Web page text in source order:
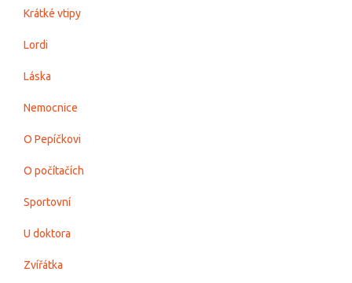
Krátké vtipy
Lordi
Láska
Nemocnice
O Pepíčkovi
O počítačích
Sportovní
U doktora
Zvířátka